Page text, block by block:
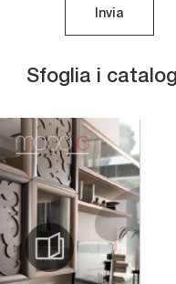
Sfoglia i
Invia